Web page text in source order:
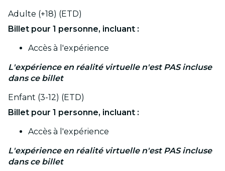
Adulte (+18) (ETD)
Billet pour 1 personne, incluant :
Accès à l'expérience
L'expérience en réalité virtuelle n'est PAS incluse
dans ce billet
Enfant (3-12) (ETD)
Billet pour 1 personne, incluant :
Accès à l'expérience
L'expérience en réalité virtuelle n'est PAS incluse
dans ce billet